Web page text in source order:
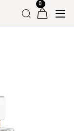
Жіноча парфумерія »